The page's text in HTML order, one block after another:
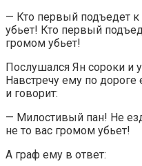
— Кто первый подъедет к
убьет! Кто первый
громом убьет!
Послушался Ян сороки и
Навстречу ему по
и говорит:
— Милостивый пан! Не
не то вас громом убьет!
А граф ему в ответ: